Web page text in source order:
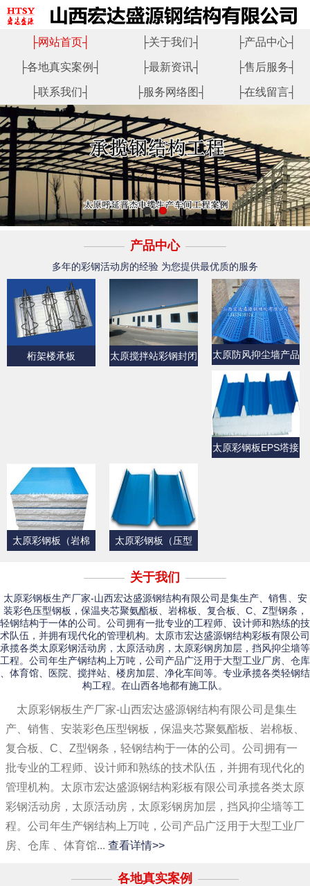
├网站首页┤ ├关于我们┤ ├产品中心┤
├各地真实案例┤ ├最新资讯┤ ├售后服务┤
├联系我们┤ ├服务网络图┤ ├在线留言┤
产品中心
多年的彩钢活动房的经验 为您提供最优质的服务
桁架楼承板
太原搅拌站彩钢封闭
太原防风抑尘墙产品
展示
太原彩钢板EPS塔接
太原彩钢板（岩棉
太原彩钢板（压型
关于我们
太原彩钢板生产厂家-山西宏达盛源钢结构有限公司是集生产、销售、安
装彩色压型钢板，保温夹芯聚氨酯板、岩棉板、复合板、C、Z型钢条，
轻钢结构于一体的公司。公司拥有一批专业的工程师、设计师和熟练的技
术队伍，并拥有现代化的管理机构。太原市宏达盛源钢结构彩板有限公司
承揽各类太原彩钢活动房，太原活动房，太原彩钢房加层，挡风抑尘墙等
工程。公司年生产钢结构上万吨，公司产品广泛用于大型工业厂房、仓库
、体育馆、医院、搅拌站、楼房加层、净化车间等。专业承揽各类轻钢结
构工程。在山西各地都有施工队。
太原彩钢板生产厂家-山西宏达盛源钢结构有限公司是集生
产、销售、安装彩色压型钢板，保温夹芯聚氨酯板、岩棉板、
复合板、C、Z型钢条，轻钢结构于一体的公司。公司拥有一
批专业的工程师、设计师和熟练的技术队伍，并拥有现代化的
管理机构。太原市宏达盛源钢结构彩板有限公司承揽各类太原
彩钢活动房，太原活动房，太原彩钢房加层，挡风抑尘墙等工
程。公司年生产钢结构上万吨，公司产品广泛用于大型工业厂
房、仓库 、体育馆... 查看详情>>
各地真实案例